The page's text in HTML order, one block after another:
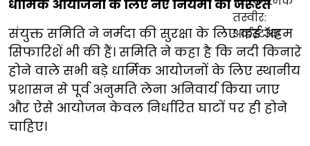
धार्मिक आयोजनों के लिए नए नियमों की जरूरत
संयुक्त समिति ने नर्मदा की सुरक्षा के लिए कई अहम
सिफारिशें भी की हैं। समिति ने कहा है कि नदी किनारे
होने वाले सभी बड़े धार्मिक आयोजनों के लिए स्थानीय
प्रशासन से पूर्व अनुमति लेना अनिवार्य किया जाए
और ऐसे आयोजन केवल निर्धारित घाटों पर ही होने
चाहिए।